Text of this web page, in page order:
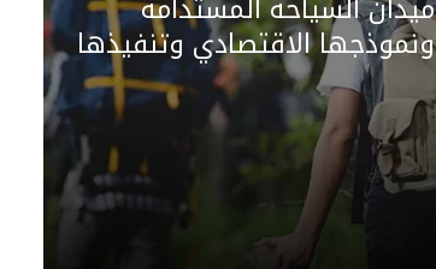
تحديد الشراكات المبتكرة في
ميدان السياحة المستدامة
ونموذجها الاقتصادي وتنفيذها